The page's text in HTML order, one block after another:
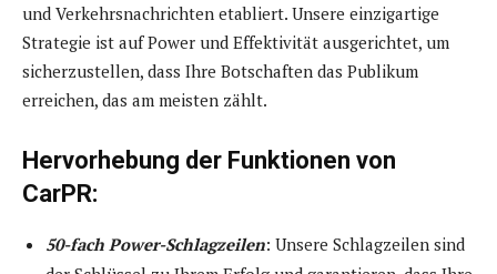
und Verkehrsnachrichten etabliert. Unsere einzigartige
Strategie ist auf Power und Effektivität ausgerichtet, um
sicherzustellen, dass Ihre Botschaften das Publikum
erreichen, das am meisten zählt.
Hervorhebung der Funktionen von
CarPR:
50-fach Power-Schlagzeilen: Unsere Schlagzeilen sind